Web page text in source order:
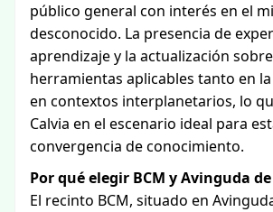
público general con interés en el
desconocido. La presencia de
aprendizaje y la actualización
herramientas aplicables tanto en
en contextos interplanetarios, lo
Calvia en el escenario ideal para
convergencia de conocimiento.
Por qué elegir BCM y Avinguda
El recinto BCM, situado en